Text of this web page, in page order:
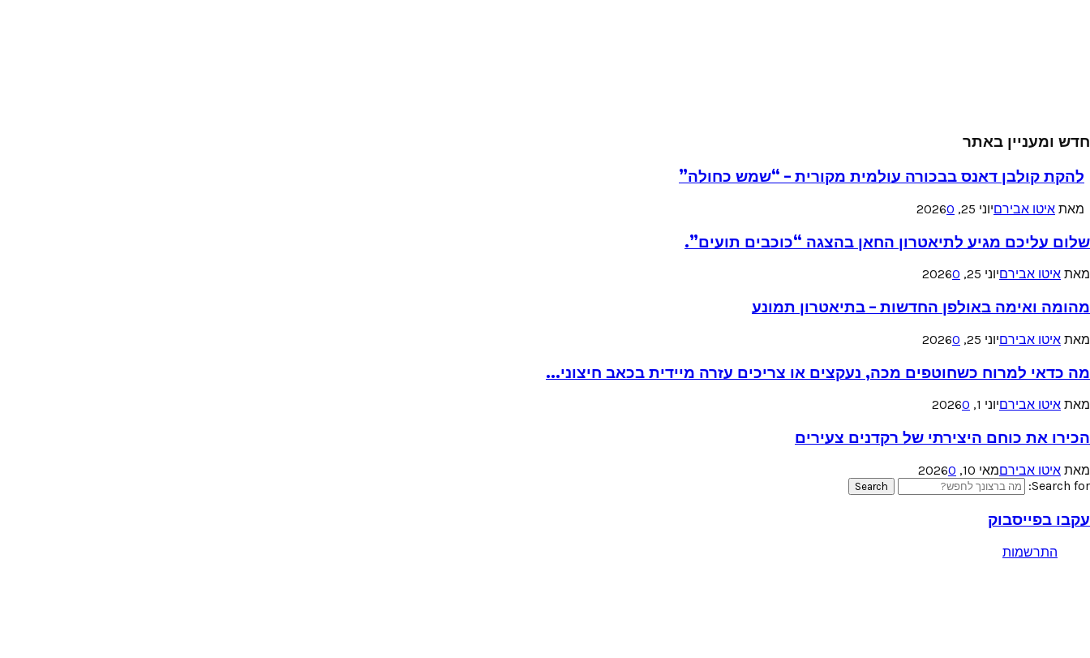
חדש ומעניין באתר
להקת קולבן דאנס בבכורה עולמית מקורית – “שמש כחולה”
מאת איטו אבירםיוני 25, 2026 0
שלום עליכם מגיע לתיאטרון החאן בהצגה “כוכבים תועים”.
מאת איטו אבירםיוני 25, 2026 0
מהומה ואימה באולפן החדשות – בתיאטרון תמונע
מאת איטו אבירםיוני 25, 2026 0
מה כדאי למרוח כשחוטפים מכה, נעקצים או צריכים עזרה מיידית בכאב חיצוני...
מאת איטו אבירםיוני 1, 2026 0
הכירו את כוחם היצירתי של רקדנים צעירים
מאת איטו אבירםמאי 10, 2026
0
Search for:
Search
עקבו בפייסבוק
התרשמות